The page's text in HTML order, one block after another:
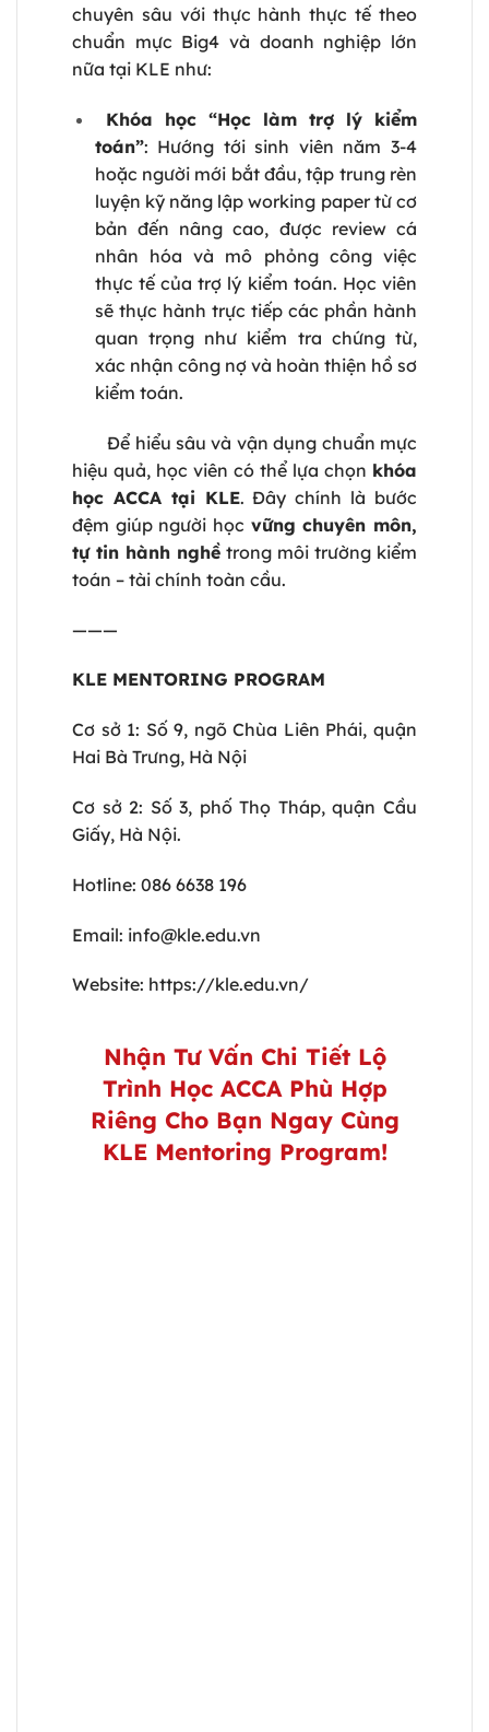
chuyên sâu với thực hành thực tế theo
chuẩn mực Big4 và doanh nghiệp lớn
nữa tại KLE như:
Khóa học “Học làm trợ lý kiểm
toán”: Hướng tới sinh viên năm 3-4
hoặc người mới bắt đầu, tập trung rèn
luyện kỹ năng lập working paper từ cơ
bản đến nâng cao, được review cá
nhân hóa và mô phỏng công việc
thực tế của trợ lý kiểm toán. Học viên
sẽ thực hành trực tiếp các phần hành
quan trọng như kiểm tra chứng từ,
xác nhận công nợ và hoàn thiện hồ sơ
kiểm toán.
Để hiểu sâu và vận dụng chuẩn mực
hiệu quả, học viên có thể lựa chọn khóa
học ACCA tại KLE. Đây chính là bước
đệm giúp người học vững chuyên môn,
tự tin hành nghề trong môi trường kiểm
toán – tài chính toàn cầu.
———
KLE MENTORING PROGRAM
Cơ sở 1: Số 9, ngõ Chùa Liên Phái, quận
Hai Bà Trưng, Hà Nội
Cơ sở 2: Số 3, phố Thọ Tháp, quận Cầu
Giấy, Hà Nội.
Hotline: 086 6638 196
Email: info@kle.edu.vn
Website: https://kle.edu.vn/
Nhận Tư Vấn Chi Tiết Lộ
Trình Học ACCA Phù Hợp
Riêng Cho Bạn Ngay Cùng
KLE Mentoring Program!